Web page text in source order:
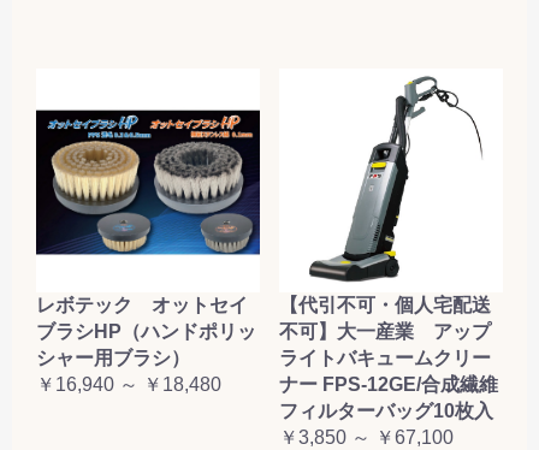
レボテック オットセイ
ブラシHP（ハンドポリッ
シャー用ブラシ）
￥16,940 ～ ￥18,480
【代引不可・個人宅配送
不可】大一産業 アップ
ライトバキュームクリー
ナー FPS-12GE/合成繊維
フィルターバッグ10枚入
￥3,850 ～ ￥67,100